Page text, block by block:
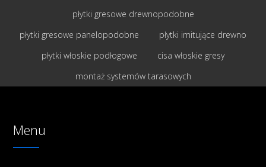
płytki gresowe drewnopodobne
płytki gresowe panelopodobne
płytki imitujące drewno
płytki włoskie podłogowe
cisa włoskie gresy
montaż systemów tarasowych
Menu